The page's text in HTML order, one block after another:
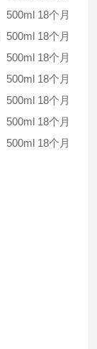
500ml 18个月
500ml 18个月
500ml 18个月
500ml 18个月
500ml 18个月
500ml 18个月
500ml 18个月